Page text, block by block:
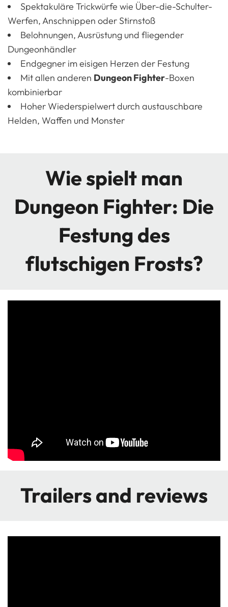
Spektakuläre Trickwürfe wie Über-die-Schulter-
Werfen, Anschnippen oder Stirnstoß
Belohnungen, Ausrüstung und fliegender
Dungeonhändler
Endgegner im eisigen Herzen der Festung
Mit allen anderen Dungeon Fighter-Boxen
kombinierbar
Hoher Wiederspielwert durch austauschbare
Helden, Waffen und Monster
Wie spielt man
Dungeon Fighter: Die
Festung des
flutschigen Frosts?
Trailers and reviews